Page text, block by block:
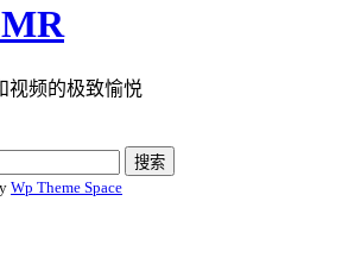
视频的极致愉悦
Wp Theme Space